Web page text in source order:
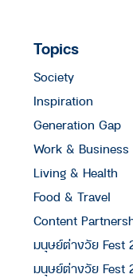
Topics
Society
Inspiration
Generation Gap
Work & Business
Living & Health
Food & Travel
Content
มนุษย์ต่างวัย Fest
มนุษย์ต่างวัย Fest